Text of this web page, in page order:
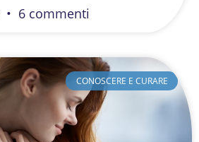
6 commenti
CONOSCERE E CURARE